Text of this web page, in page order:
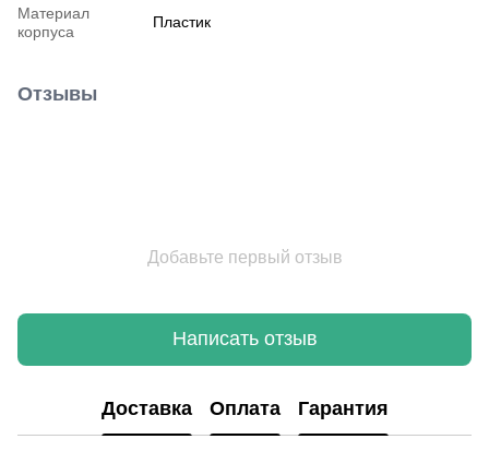
Материал
корпуса
Пластик
Отзывы
Добавьте первый отзыв
Написать отзыв
Доставка Оплата Гарантия